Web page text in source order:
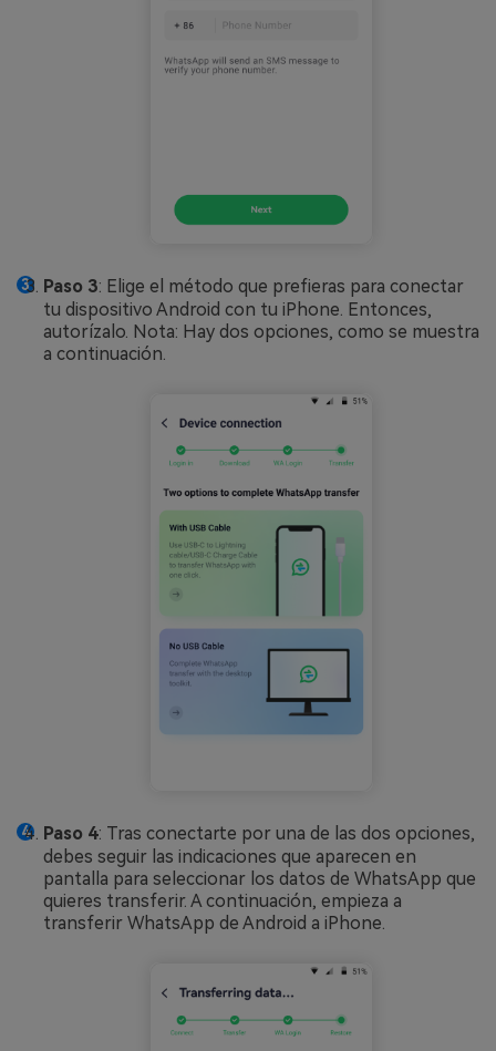
Paso 3: Elige el método que prefieras para conectar
tu dispositivo Android con tu iPhone. Entonces,
autorízalo. Nota: Hay dos opciones, como se muestra
a continuación.
Paso 4: Tras conectarte por una de las dos opciones,
debes seguir las indicaciones que aparecen en
pantalla para seleccionar los datos de WhatsApp que
quieres transferir. A continuación, empieza a
transferir WhatsApp de Android a iPhone.